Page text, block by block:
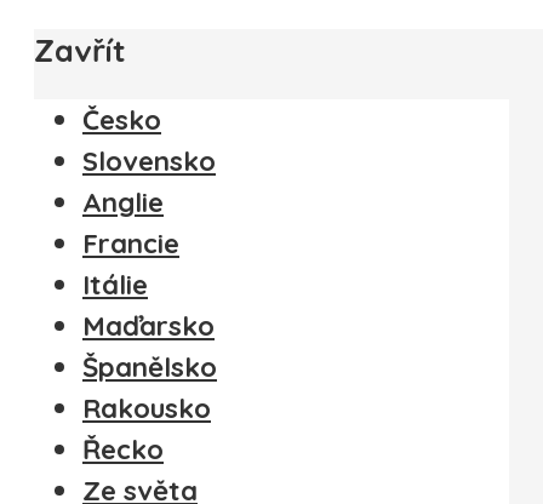
Zavřít
Česko
Slovensko
Anglie
Francie
Itálie
Maďarsko
Španělsko
Rakousko
Řecko
Ze světa